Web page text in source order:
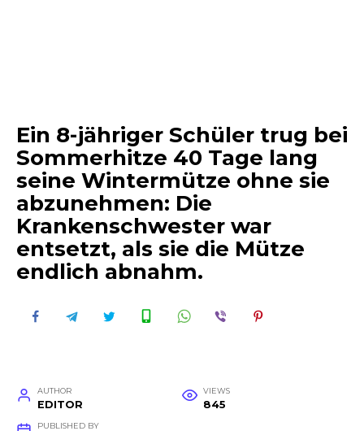
Ein 8-jähriger Schüler trug bei
Sommerhitze 40 Tage lang
seine Wintermütze ohne sie
abzunehmen: Die
Krankenschwester war
entsetzt, als sie die Mütze
endlich abnahm.
AUTHOR
EDITOR
VIEWS
845
PUBLISHED BY